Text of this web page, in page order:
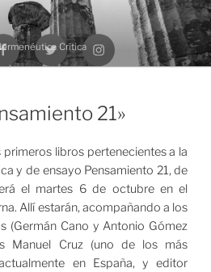
Crítica
21»
libros pertenecientes a la
y de ensayo Pensamiento 21, de
el martes 6 de octubre en el
Allí estarán, acompañando a los
(Germán Cano y Antonio Gómez
Manuel Cruz (uno de los más
en España, y editor
Twitter Instagram